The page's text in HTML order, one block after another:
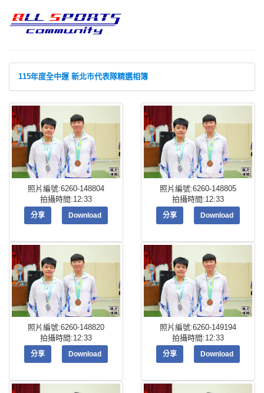
115年度全中運 新北市代表隊精選相簿
照片編號:6260-148804
拍攝時間:12:33
分享 Download
照片編號:6260-148805
拍攝時間:12:33
分享 Download
照片編號:6260-148820
拍攝時間:12:33
分享 Download
照片編號:6260-149194
拍攝時間:12:33
分享 Download